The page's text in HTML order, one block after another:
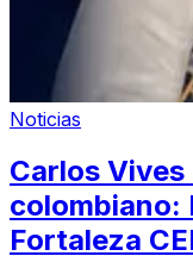
Noticias
Carlos
colombiano:
Fortaleza